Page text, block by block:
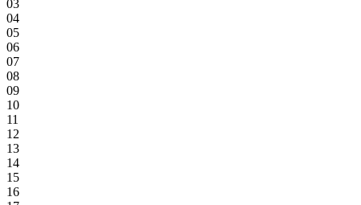
03
04
05
06
07
08
09
10
11
12
13
14
15
16